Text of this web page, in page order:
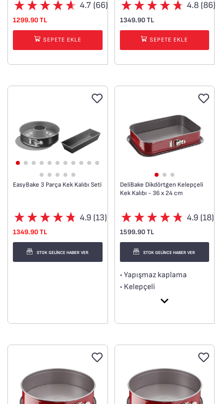
4.7 (66)
1299.90 TL
SEPETE EKLE
4.8 (86)
1349.90 TL
SEPETE EKLE
EasyBake 3 Parça Kek Kalıbı Seti
4.9 (13)
1349.90 TL
STOK GELİNCE HABER VER
DeliBake Dikdörtgen Kelepçeli
Kek Kalıbı - 36 x 24 cm
4.9 (18)
1599.90 TL
STOK GELİNCE HABER VER
• Yapışmaz kaplama
• Kelepçeli
• Yüksek kaliteli karbon